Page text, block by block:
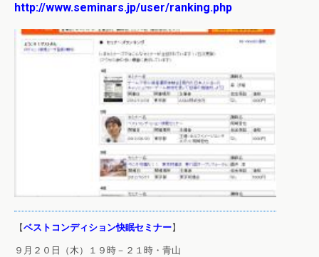
http://www.seminars.jp/user/ranking.php
【ベストコンディション快眠セミナー】
９月２０日（木）１９時－２１時・青山